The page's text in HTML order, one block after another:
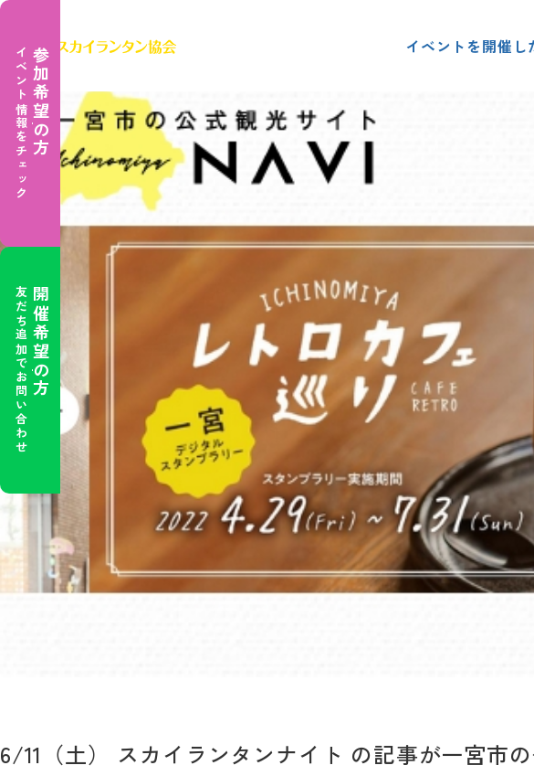
イベントを開催し
参加希望の方
イベント情報をチェック
開催希望の方
友だち追加でお問い合わせ
TOP
2022-06-02
6/11（土） スカイランタンナイト の記事が一宮市